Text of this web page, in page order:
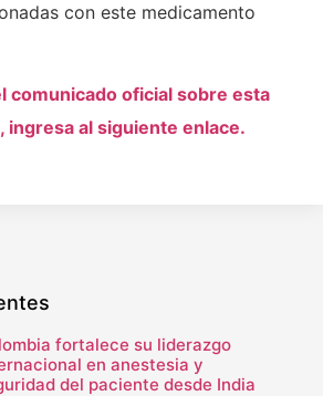
con este medicamento
comunicado oficial sobre esta
ingresa al siguiente enlace.
fortalece su liderazgo
en anestesia y
del paciente desde India